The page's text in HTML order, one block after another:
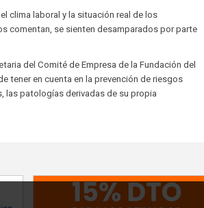
clima laboral y la situación real de los
comentan, se sienten desamparados por parte
del Comité de Empresa de la Fundación del
tener en cuenta en la prevención de riesgos
las patologías derivadas de su propia